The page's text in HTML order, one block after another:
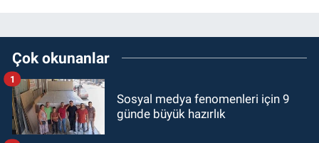
Çok okunanlar
Sosyal medya fenomenleri için 9
günde büyük hazırlık
1